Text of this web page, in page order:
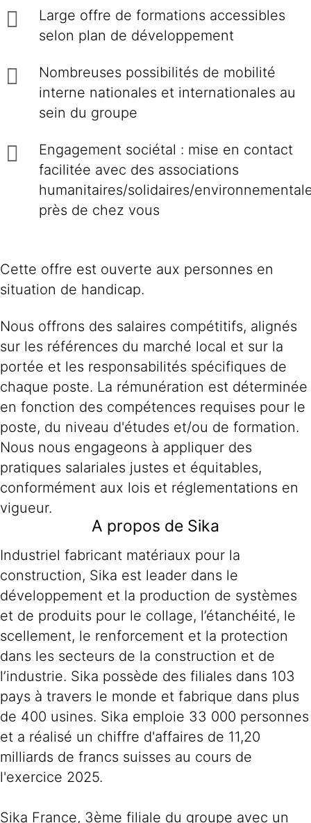
Large offre de formations accessibles
selon plan de développement
Nombreuses possibilités de mobilité
interne nationales et internationales au
sein du groupe
Engagement sociétal : mise en contact
facilitée avec des associations
humanitaires/solidaires/
près de chez vous
Cette offre est ouverte aux personnes en
situation de handicap.
Nous offrons des salaires compétitifs, alignés
sur les références du marché local et sur la
portée et les responsabilités spécifiques de
chaque poste. La rémunération est déterminée
en fonction des compétences requises pour le
poste, du niveau d'études et/ou de formation.
Nous nous engageons à appliquer des
pratiques salariales justes et équitables,
conformément aux lois et réglementations en
vigueur.
A propos de Sika
Industriel fabricant matériaux pour la
construction, Sika est leader dans le
développement et la production de systèmes
et de produits pour le collage, l’étanchéité, le
scellement, le renforcement et la protection
dans les secteurs de la construction et de
l’industrie. Sika possède des filiales dans 103
pays à travers le monde et fabrique dans plus
de 400 usines. Sika emploie 33 000 personnes
et a réalisé un chiffre d'affaires de 11,20
milliards de francs suisses au cours de
l'exercice 2025.
Sika France, 3ème filiale du groupe avec un